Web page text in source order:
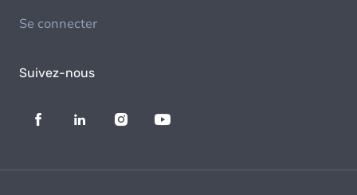
Se connecter
Suivez-nous